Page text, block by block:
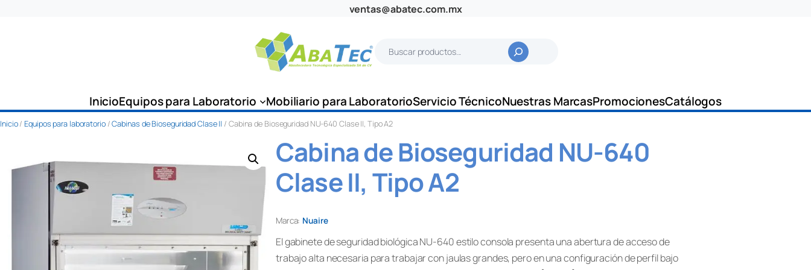
ventas@abatec.com.mx
c
a
r
InicioEquipos para Laboratorio Mobiliario para LaboratorioServicio TécnicoNuestras MarcasPromocionesCatálogos
Inicio/Equipos para laboratorio/Cabinas de Bioseguridad Clase II / Cabina de Bioseguridad NU-640 Clase II, Tipo A2
Cabina de Bioseguridad NU-640
Clase II, Tipo A2
Marca: Nuaire
El gabinete de seguridad biológica NU-640 estilo consola presenta una abertura de acceso de
trabajo alta necesaria para trabajar con jaulas grandes, pero en una configuración de perfil bajo